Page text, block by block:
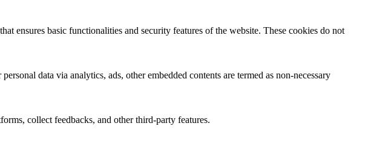
ensures basic functionalities and security features of the website. These cookies do not
data via analytics, ads, other embedded contents are termed as non-necessary
collect feedbacks, and other third-party features.